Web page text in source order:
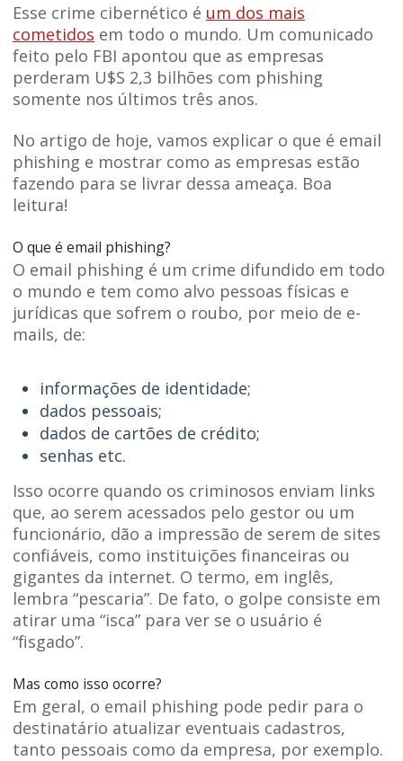
Esse crime cibernético é um dos mais
cometidos em todo o mundo. Um comunicado
feito pelo FBI apontou que as empresas
perderam U$S 2,3 bilhões com phishing
somente nos últimos três anos.
No artigo de hoje, vamos explicar o que é email
phishing e mostrar como as empresas estão
fazendo para se livrar dessa ameaça. Boa
leitura!
O que é email phishing?
O email phishing é um crime difundido em todo
o mundo e tem como alvo pessoas físicas e
jurídicas que sofrem o roubo, por meio de e-
mails, de:
informações de identidade;
dados pessoais;
dados de cartões de crédito;
senhas etc.
Isso ocorre quando os criminosos enviam links
que, ao serem acessados pelo gestor ou um
funcionário, dão a impressão de serem de sites
confiáveis, como instituições financeiras ou
gigantes da internet. O termo, em inglês,
lembra “pescaria”. De fato, o golpe consiste em
atirar uma “isca” para ver se o usuário é
“fisgado”.
Mas como isso ocorre?
Em geral, o email phishing pode pedir para o
destinatário atualizar eventuais cadastros,
tanto pessoais como da empresa, por exemplo.